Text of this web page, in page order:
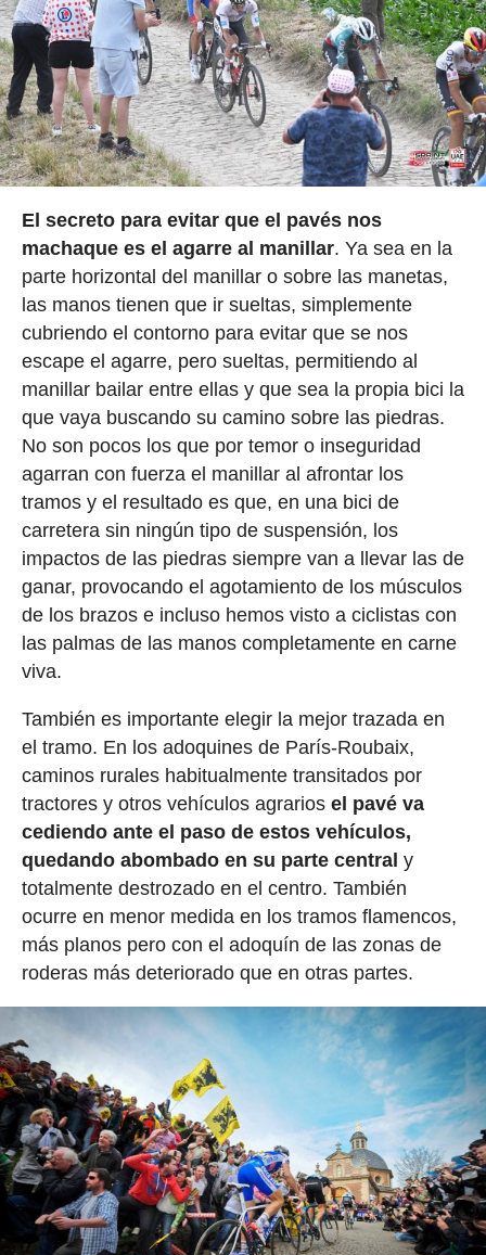
El secreto para evitar que el pavés nos
machaque es el agarre al manillar. Ya sea en la
parte horizontal del manillar o sobre las manetas,
las manos tienen que ir sueltas, simplemente
cubriendo el contorno para evitar que se nos
escape el agarre, pero sueltas, permitiendo al
manillar bailar entre ellas y que sea la propia bici la
que vaya buscando su camino sobre las piedras.
No son pocos los que por temor o inseguridad
agarran con fuerza el manillar al afrontar los
tramos y el resultado es que, en una bici de
carretera sin ningún tipo de suspensión, los
impactos de las piedras siempre van a llevar las de
ganar, provocando el agotamiento de los músculos
de los brazos e incluso hemos visto a ciclistas con
las palmas de las manos completamente en carne
viva.
También es importante elegir la mejor trazada en
el tramo. En los adoquines de París-Roubaix,
caminos rurales habitualmente transitados por
tractores y otros vehículos agrarios el pavé va
cediendo ante el paso de estos vehículos,
quedando abombado en su parte central y
totalmente destrozado en el centro. También
ocurre en menor medida en los tramos flamencos,
más planos pero con el adoquín de las zonas de
roderas más deteriorado que en otras partes.